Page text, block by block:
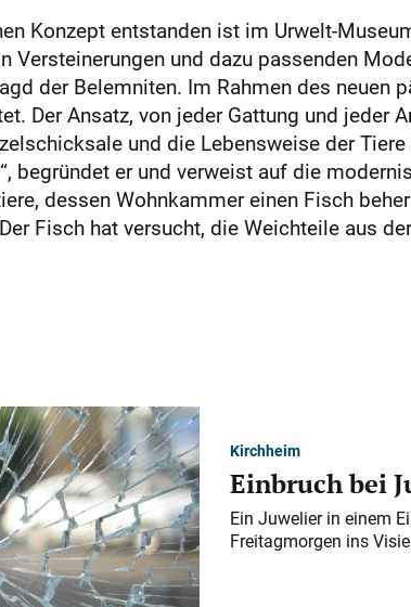
Konzept entstanden ist im Urwelt-
Versteinerungen und dazu passenden
der Belemniten. Im Rahmen des
Der Ansatz, von jeder Gattung und jeder
und die Lebensweise der
begründet er und verweist auf die
dessen Wohnkammer einen Fisch
Fisch hat versucht, die Weichteile aus
Kirchheim
Einbruch bei
Ein Juwelier in einem
Freitagmorgen ins